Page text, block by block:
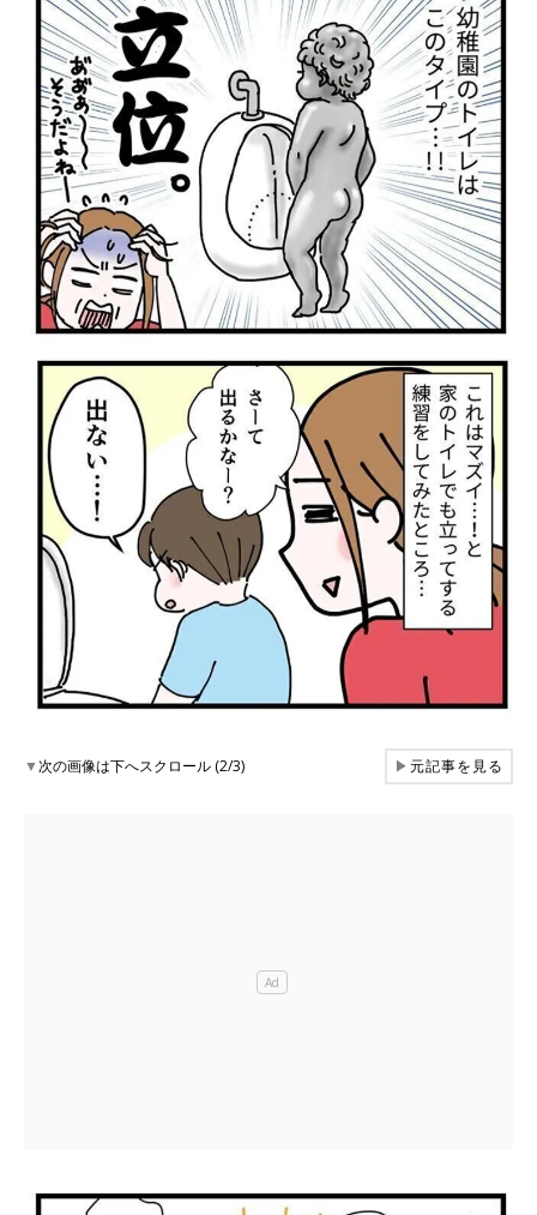
▼次の画像は下へスクロール (2/3) ▶元記事を見る